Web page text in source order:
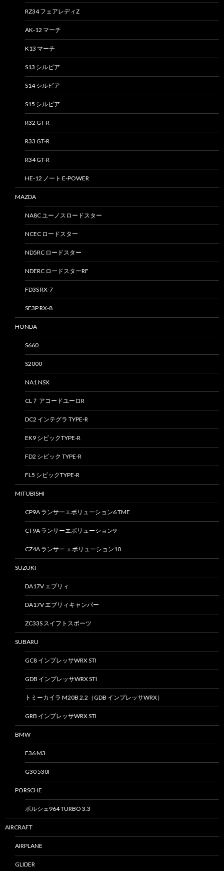
RZ34 フェアレディZ
AK-12 マーチ
K13 マーチ
S13 シルビア
S14 シルビア
S15 シルビア
R32 GT-R
R33 GT-R
R34 GT-R
HE-12 ノート E-POWER
MAZDA
NA8C ユーノスロードスター
NCEC ロードスター
ND5RC ロードスター
NDERC ロードスターRF
FD3S RX-7
SE3P RX-8
HONDA
S660
S2000
NA1 NSX
CL７ アコードユーロR
DC2 インテグラ TYPE-R
EK9 シビックTYPE-R
FD2 シビック TYPE-R
FL5 シビックTYPE-R
MITUBISHI
CP9A ランサーエボリューション6 TME
CT9A ランサーエボリューション9
CZ4A ランサー エボリューション10
SUZUKI
DA17V エブリィ
DA17V エブリィキャンパー
ZC33S スイフトスポーツ
SUBARU
GC8 インプレッサWRX STI
GDB インプレッサWRX STI
トミーカイラ M20B 2.2（GDB インプレッサWRX）
GRB インプレッサWRX STI
BMW
E36 M3
G30 530I
PORSCHE
ポルシェ964 TURBO 3.3
AIRCRAFT
AIRPLANE
GLIDER